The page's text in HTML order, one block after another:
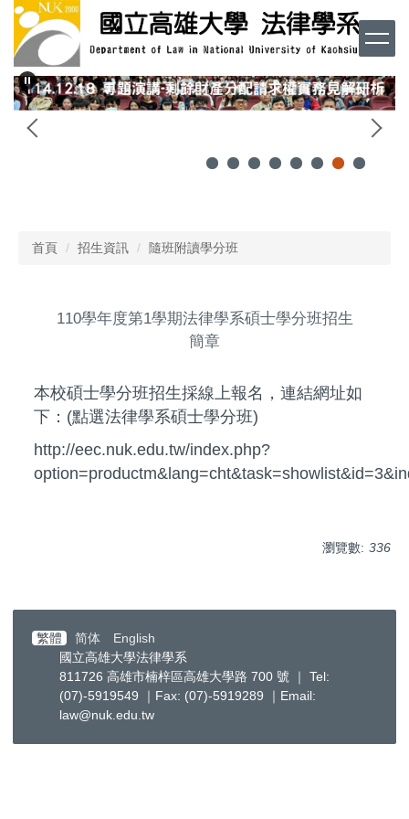
跳
主
要
內
容
首頁 招生資訊 隨班附讀學分班
110學年度第1學期法律學系碩士學分班招生
簡章
本校碩士學分班招生採線上報名，連結網址如
下：(點選法律學系碩士學分班)
http://eec.nuk.edu.tw/index.php?
瀏覽數: 336
繁體 简体
English
國立高雄大學法律學系
811726 高雄市楠梓區高雄大學路 700 號 ｜ Tel:
(07)-5919549 ｜Fax: (07)-5919289 ｜Email:
law@nuk.edu.tw